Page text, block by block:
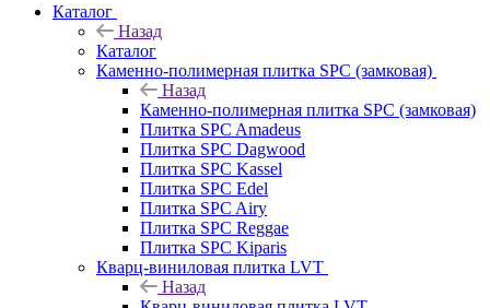
Каталог
Назад
Каталог
Каменно-полимерная плитка SPC (замковая)
Назад
Каменно-полимерная плитка SPC (замковая)
Плитка SPC Amadeus
Плитка SPC Dagwood
Плитка SPC Kassel
Плитка SPC Edel
Плитка SPC Airy
Плитка SPC Reggae
Плитка SPC Kiparis
Кварц-виниловая плитка LVT
Назад